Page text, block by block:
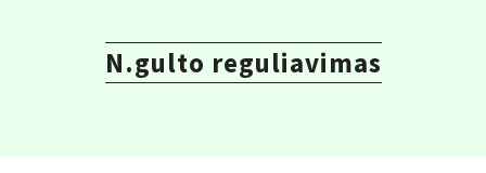
N.gulto reguliavimas